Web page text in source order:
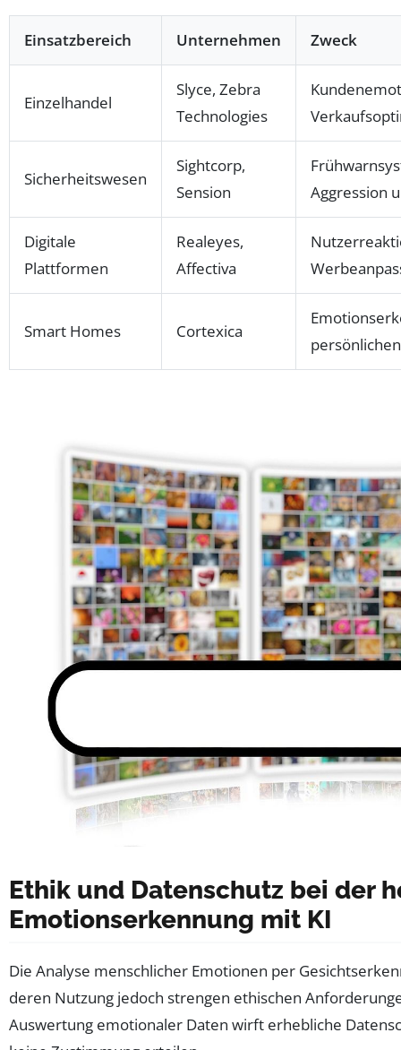
Einsatzbereich Unternehmen Zweck
Einzelhandel
Slyce, Zebra
Technologies
Sicherheitswesen
Sightcorp,
Sension
Aggression
Digitale
Plattformen
Realeyes,
Affectiva
Smart Homes Cortexica
Ethik und Datenschutz bei der
Emotionserkennung mit KI
Die Analyse menschlicher Emotionen per
deren Nutzung jedoch strengen ethischen
Auswertung emotionaler Daten wirft erhebliche